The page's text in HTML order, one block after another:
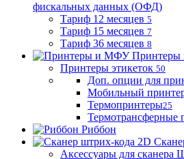
фискальных данных (ОФД)
Тариф 12 месяцев 5
Тариф 15 месяцев 7
Тариф 36 месяцев 8
Принтеры этикеток 50
Доп. опции для
Мобильный
Термопринтеры25
Термотрансферные
Риббон
Аксессуары для сканера